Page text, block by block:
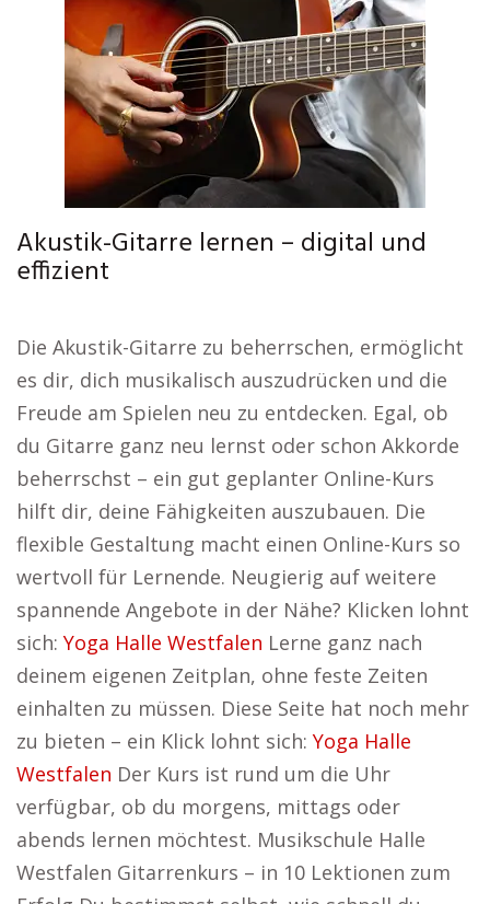
Akustik-Gitarre lernen – digital und
effizient
Die Akustik-Gitarre zu beherrschen, ermöglicht
es dir, dich musikalisch auszudrücken und die
Freude am Spielen neu zu entdecken. Egal, ob
du Gitarre ganz neu lernst oder schon Akkorde
beherrschst – ein gut geplanter Online-Kurs
hilft dir, deine Fähigkeiten auszubauen. Die
flexible Gestaltung macht einen Online-Kurs so
wertvoll für Lernende. Neugierig auf weitere
spannende Angebote in der Nähe? Klicken lohnt
sich: Yoga Halle Westfalen Lerne ganz nach
deinem eigenen Zeitplan, ohne feste Zeiten
einhalten zu müssen. Diese Seite hat noch mehr
zu bieten – ein Klick lohnt sich: Yoga Halle
Westfalen Der Kurs ist rund um die Uhr
verfügbar, ob du morgens, mittags oder
abends lernen möchtest. Musikschule Halle
Westfalen Gitarrenkurs – in 10 Lektionen zum